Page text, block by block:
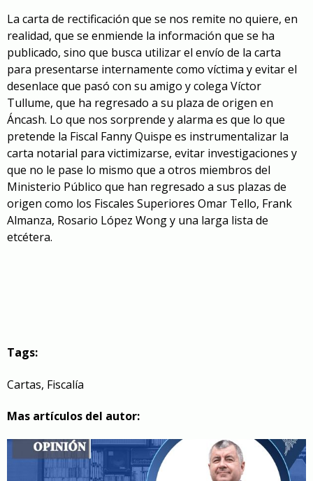
La carta de rectificación que se nos remite no quiere, en
realidad, que se enmiende la información que se ha
publicado, sino que busca utilizar el envío de la carta
para presentarse internamente como víctima y evitar el
desenlace que pasó con su amigo y colega Víctor
Tullume, que ha regresado a su plaza de origen en
Áncash. Lo que nos sorprende y alarma es que lo que
pretende la Fiscal Fanny Quispe es instrumentalizar la
carta notarial para victimizarse, evitar investigaciones y
que no le pase lo mismo que a otros miembros del
Ministerio Público que han regresado a sus plazas de
origen como los Fiscales Superiores Omar Tello, Frank
Almanza, Rosario López Wong y una larga lista de
etcétera.
Tags:
Cartas, Fiscalía
Mas artículos del autor: